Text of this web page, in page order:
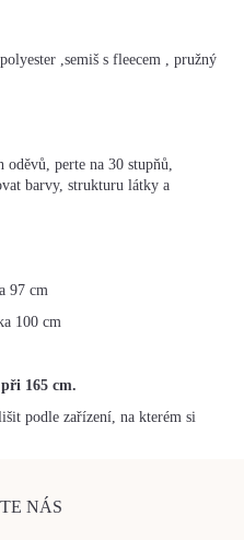
,semiš s fleecem , pružný
perte na 30 stupňů,
barvy, strukturu látky a
97 cm
100 cm
165 cm.
podle zařízení, na kterém si
NÁS